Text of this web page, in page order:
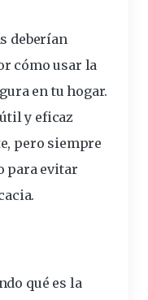
deberían
cómo usar la
en tu hogar.
y eficaz
pero siempre
para evitar
qué es la